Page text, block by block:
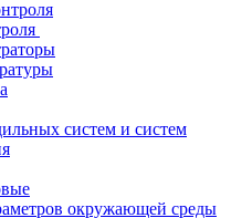
систем и систем